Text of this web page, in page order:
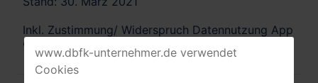
Inkl. Zustimmung/ Widerspruch Datennutzung App
"TK-PflegeKompakt"
www.dbfk-unternehmer.de verwendet
Cookies